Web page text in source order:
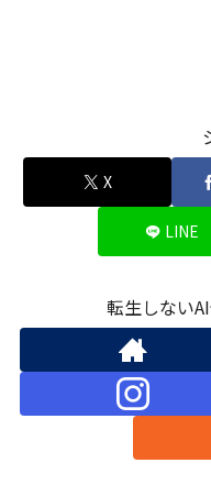
X
LINE
転生しない